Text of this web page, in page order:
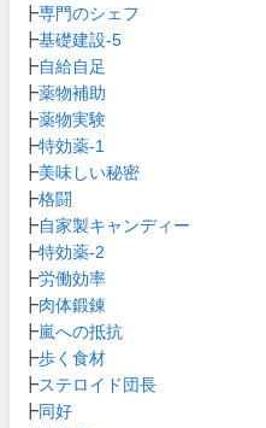
┣専門のシェフ
┣基礎建設-5
┣自給自足
┣薬物補助
┣薬物実験
┣特効薬-1
┣美味しい秘密
┣格闘
┣自家製キャンディー
┣特効薬-2
┣労働効率
┣肉体鍛錬
┣嵐への抵抗
┣歩く食材
┣ステロイド団長
┣ 同好